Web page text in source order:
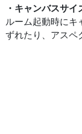
・キャンバスサ
ルーム起動時にキ
ずれたり、アスペ